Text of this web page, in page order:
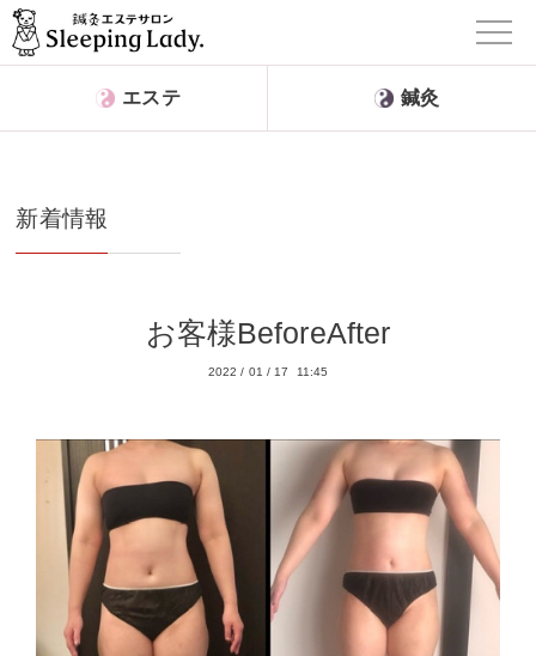
エステ 鍼灸
新着情報
お客様BeforeAfter
2022 / 01 / 17 11:45